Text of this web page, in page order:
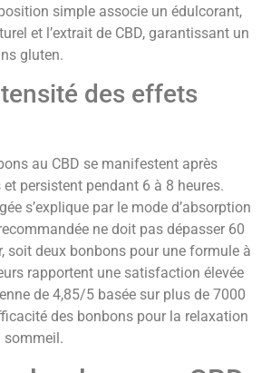
simple associe un édulcorant,
et l’extrait de CBD, garantissant un
gluten.
des effets
au CBD se manifestent après
persistent pendant 6 à 8 heures.
s’explique par le mode d’absorption
ne doit pas dépasser 60
soit deux bonbons pour une formule à
rapportent une satisfaction élevée
de 4,85/5 basée sur plus de 7000
des bonbons pour la relaxation
sommeil.